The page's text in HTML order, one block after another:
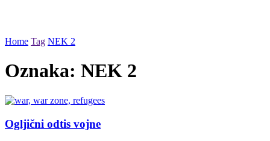
Home Tag NEK 2
Oznaka: NEK 2
Ogljični odtis vojne